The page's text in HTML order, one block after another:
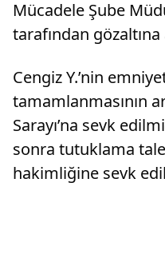
Mücadele Şube
tarafından gözaltına
Cengiz Y.’nin
tamamlanmasının
Sarayı’na sevk
sonra tutuklama
hakimliğine sevk